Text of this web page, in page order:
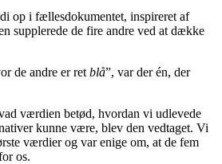
op i fællesdokumentet, inspireret af
supplerede de fire andre ved at dække
de andre er ret blå”, var der én, der
værdien betød, hvordan vi udlevede
kunne være, blev den vedtaget. Vi
værdier og var enige om, at de fem
os.